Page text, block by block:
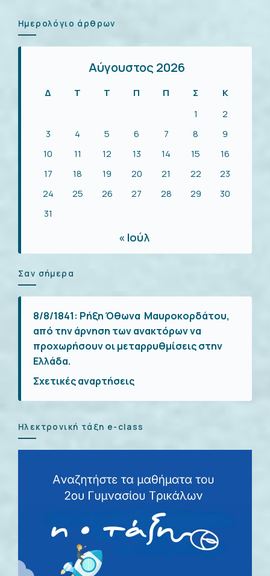
Ημερολόγιο άρθρων
Αύγουστος 2026
Δ Τ Τ Π Π Σ
Κ
1
2
3
4 5 6 7 8
9
10
11 12 13 14 15
16
17
18 19 20 21 22
23
24
25 26 27 28 29
30
31
« Ιούλ
Σαν σήμερα
8/8/1841: Ρήξη Όθωνα  Μαυροκορδάτου,
από την άρνηση των ανακτόρων να
προχωρήσουν οι μεταρρυθμίσεις στην
Ελλάδα.
Σχετικές αναρτήσεις
Ηλεκτρονική τάξη e-class